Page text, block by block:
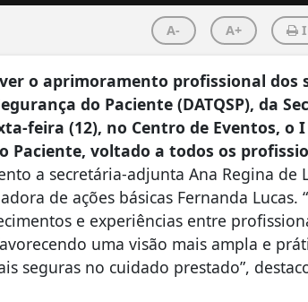
A- A+
o aprimoramento profissional dos
do Paciente (DATQSP), da
feira (12), no Centro de Eventos, o
Paciente, voltado a todos os
a secretária-adjunta Ana Regina de
de ações básicas Fernanda
e experiências entre
uma visão mais ampla e
seguras no cuidado prestado”,